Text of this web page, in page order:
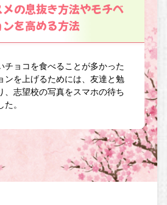
メの息抜き方法やモチベ
を高める方法
チョコを食べることが多かった
ンを上げるためには、友達と勉
、志望校の写真をスマホの待ち
。